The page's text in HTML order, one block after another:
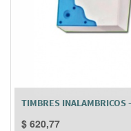
TIMBRES INALAMBRICOS
$ 620,77